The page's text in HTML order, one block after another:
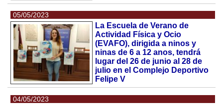
05/05/2023
La Escuela de Verano de
Actividad Física y Ocio
(EVAFO), dirigida a ninos y
ninas de 6 a 12 anos, tendrá
lugar del 26 de junio al 28 de
julio en el Complejo Deportivo
Felipe V
04/05/2023